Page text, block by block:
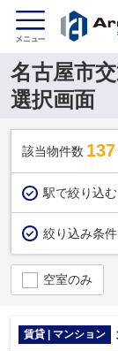
名古屋市
選択画面
該当物件数 137
駅で絞り込む
絞り込み条件
空室のみ
賃貸 | マンション